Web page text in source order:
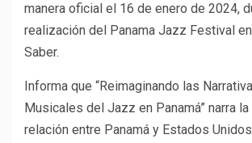
manera oficial el 16 de enero de 2024,
realización del Panama Jazz Festival
Saber.
Informa que “Reimaginando las
Musicales del Jazz en Panamá” narra
relación entre Panamá y Estados